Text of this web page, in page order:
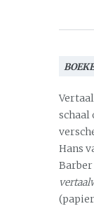
schaal
Hans
Barber